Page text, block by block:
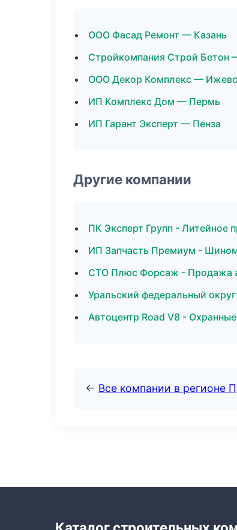
ООО Фасад Ремонт — Казань
Стройкомпания Строй Бетон
ООО Декор Комплекс —
ИП Комплекс Дом — Пермь
ИП Гарант Эксперт — Пенза
Другие компании
ПК Эксперт Групп - Литейное
ИП Запчасть Премиум -
СТО Плюс Форсаж - Продажа
Уральский федеральный
Автоцентр Road V8 -
← Все компании в регионе